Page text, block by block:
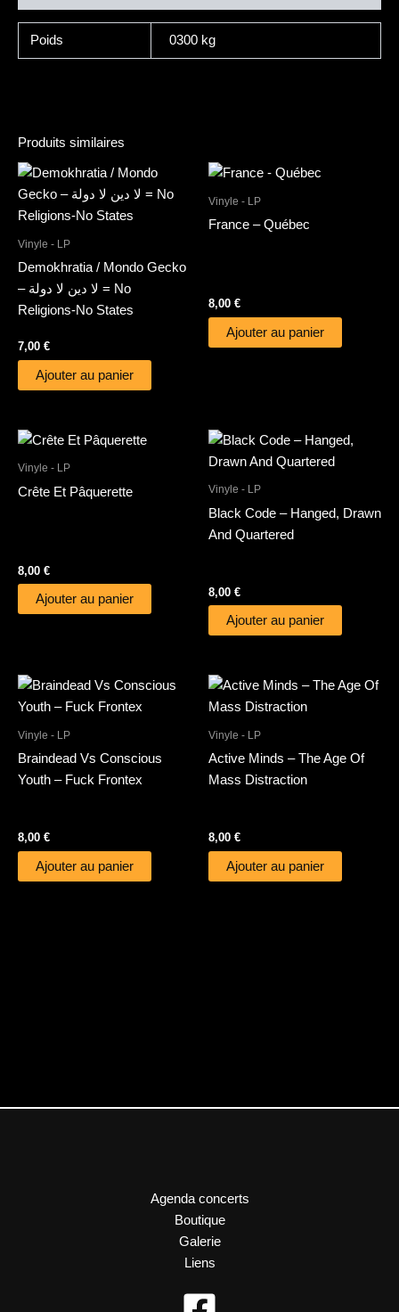
Poids 0300 kg
Produits similaires
Vinyle - LP
Demokhratia / Mondo Gecko
– لا دين لا دولة = No
Religions-No States
7,00 €
Ajouter au panier
Vinyle - LP
France – Québec
8,00 €
Ajouter au panier
Vinyle - LP
Crête Et Pâquerette
8,00 €
Ajouter au panier
Vinyle - LP
Black Code – Hanged, Drawn
And Quartered
8,00 €
Ajouter au panier
Vinyle - LP
Braindead Vs Conscious
Youth – Fuck Frontex
8,00 €
Ajouter au panier
Vinyle - LP
Active Minds – The Age Of
Mass Distraction
8,00 €
Ajouter au panier
Agenda concerts
Boutique
Galerie
Liens